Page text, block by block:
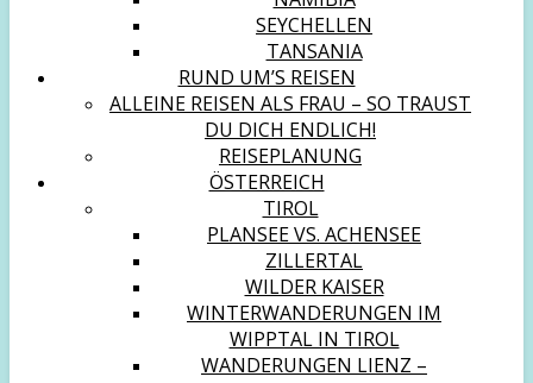
SEYCHELLEN
TANSANIA
RUND UM’S REISEN
ALLEINE REISEN ALS FRAU – SO TRAUST
DU DICH ENDLICH!
REISEPLANUNG
ÖSTERREICH
TIROL
PLANSEE VS. ACHENSEE
ZILLERTAL
WILDER KAISER
WINTERWANDERUNGEN IM
WIPPTAL IN TIROL
WANDERUNGEN LIENZ –